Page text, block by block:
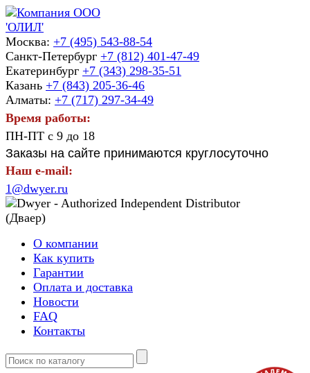
Москва: +7 (495) 543-88-54
Санкт-Петербург +7 (812) 401-47-49
Екатеринбург +7 (343) 298-35-51
Казань +7 (843) 205-36-46
Алматы: +7 (717) 297-34-49
Время работы:
ПН-ПТ с 9 до 18
Заказы на сайте принимаются круглосуточно
Наш e-mail:
1@dwyer.ru
О компании
Как купить
Гарантии
Оплата и доставка
Новости
FAQ
Контакты